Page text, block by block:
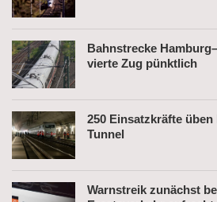
Bahnstrecke
vierte Zug pünktlich
250 Einsatzkräfte
Tunnel
Warnstreik zunächst